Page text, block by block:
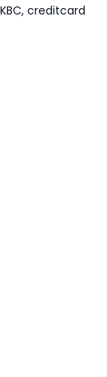
creditcard